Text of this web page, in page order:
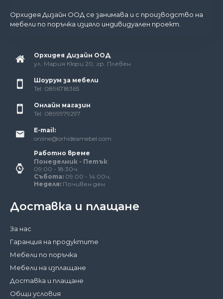
Орхидея Дизайн ООД се занимава и с производство на
мебели по поръчка изцяло индивидуален проект.
Орхидея Дизайн ООД
ул. Мария Кюри 20, гр. Плевен
Шоурум за мебели
Tel: 0896718365
Онлайн магазин
Tel: 0899979297
E-mail:
online@orhideamebel.com
Работно време
Понеделник - Петък:
09:00 - 18:30ч.
Събота: 09:00 - 14:00ч.
Неделя: Почивен ден
Доставка и плащане
За нас
Гаранция на продуктите
Мебели по поръчка
Мебели на изплащане
Доставка и плащане
Общи условия